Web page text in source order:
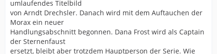
umlaufendes Titelbild
von Arndt Drechsler. Danach wird mit dem Auftauchen der
Morax ein neuer
Handlungsabschnitt begonnen. Dana Frost wird als Captain
der Sternenfaust
ersetzt, bleibt aber trotzdem Hauptperson der Serie. Wie